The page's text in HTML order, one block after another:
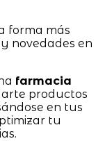
forma más
novedades en
farmacia
productos
en tus
tu